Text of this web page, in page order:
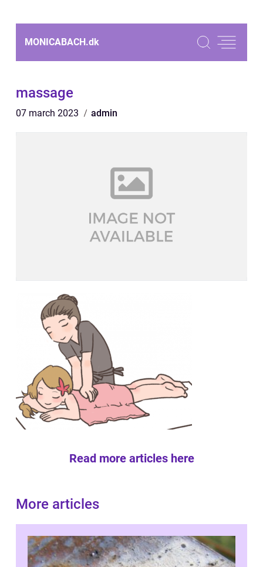
MONICABACH.dk
massage
07 march 2023 admin
Read more articles here
More articles